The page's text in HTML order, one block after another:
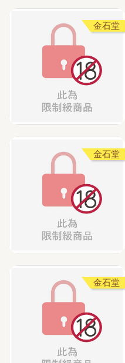
金石堂
金石堂
金石堂